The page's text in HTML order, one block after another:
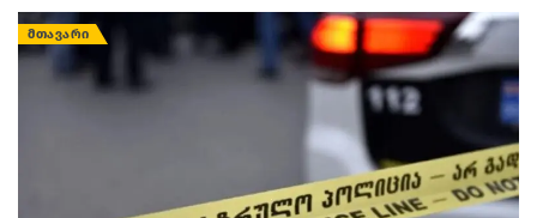
ᲛᲗᲐᲕᲐᲠᲘ